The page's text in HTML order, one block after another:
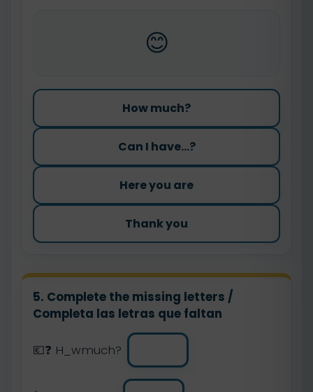
😊
How much?
Can I have...?
Here you are
Thank you
5. Complete the missing letters /
Completa las letras que faltan
💶❓ H_wmuch?